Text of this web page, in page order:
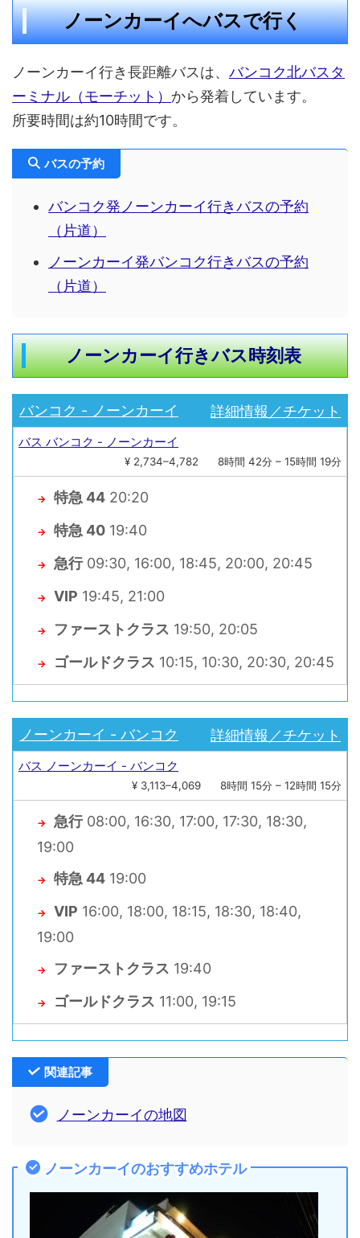
ノーンカーイへバスで行く
ノーンカーイ行き長距離バスは、 バンコク北バスタ
ーミナル（モーチット） から発着しています。
所要時間は約10時間です。
バスの予約
バンコク発ノーンカーイ行きバスの予約
（片道）
ノーンカーイ発バンコク行きバスの予約
（片道）
ノーンカーイ行きバス時刻表
バンコク - ノーンカーイ 詳細情報／チケット
バス バンコク - ノーンカーイ
¥ 2,734–4,782 8時間 42分 – 15時間 19分
→ 特急 44 20:20
→ 特急 40 19:40
→ 急行 09:30, 16:00, 18:45, 20:00, 20:45
→ VIP 19:45, 21:00
→ ファーストクラス 19:50, 20:05
→ ゴールドクラス 10:15, 10:30, 20:30, 20:45
ノーンカーイ - バンコク 詳細情報／チケット
バス ノーンカーイ - バンコク
¥ 3,113–4,069 8時間 15分 – 12時間 15分
→ 急行 08:00, 16:30, 17:00, 17:30, 18:30,
19:00
→ 特急 44 19:00
→ VIP 16:00, 18:00, 18:15, 18:30, 18:40,
19:00
→ ファーストクラス 19:40
→ ゴールドクラス 11:00, 19:15
関連記事
ノーンカーイの地図
ノーンカーイのおすすめホテル